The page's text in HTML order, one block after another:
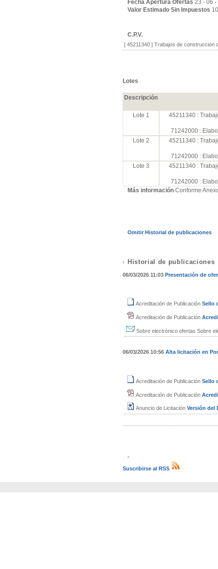
Fecha Apertura Ofertas 23 - 06
Valor Estimado Sin Impuestos
C.P.V.
[ 45211340 ]Trabajos de construcción
Lotes
Descripción
Lote 1 45211340 :
71242000 :
Lote 2
45211340 :
71242000 :
Lote 3
45211340 :
71242000 :
Más información Conforme
Omitir Historial de publicaciones
Historial de publicaciones
06/03/2026 11:03 Presentación de
Acreditación de Publicación Sello
Acreditación de Publicación
Sobre electrónico ofertas Sobre
06/03/2026 10:56 Alta licitación en
Acreditación de Publicación Sello
Acreditación de Publicación
Anuncio de Licitación Versión del
-
Suscribirse al RSS